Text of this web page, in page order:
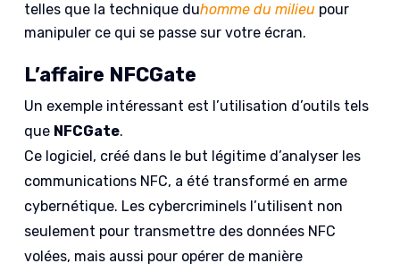
telles que la technique duhomme du milieu pour
manipuler ce qui se passe sur votre écran.
L’affaire NFCGate
Un exemple intéressant est l’utilisation d’outils tels
que NFCGate.
Ce logiciel, créé dans le but légitime d’analyser les
communications NFC, a été transformé en arme
cybernétique. Les cybercriminels l’utilisent non
seulement pour transmettre des données NFC
volées, mais aussi pour opérer de manière